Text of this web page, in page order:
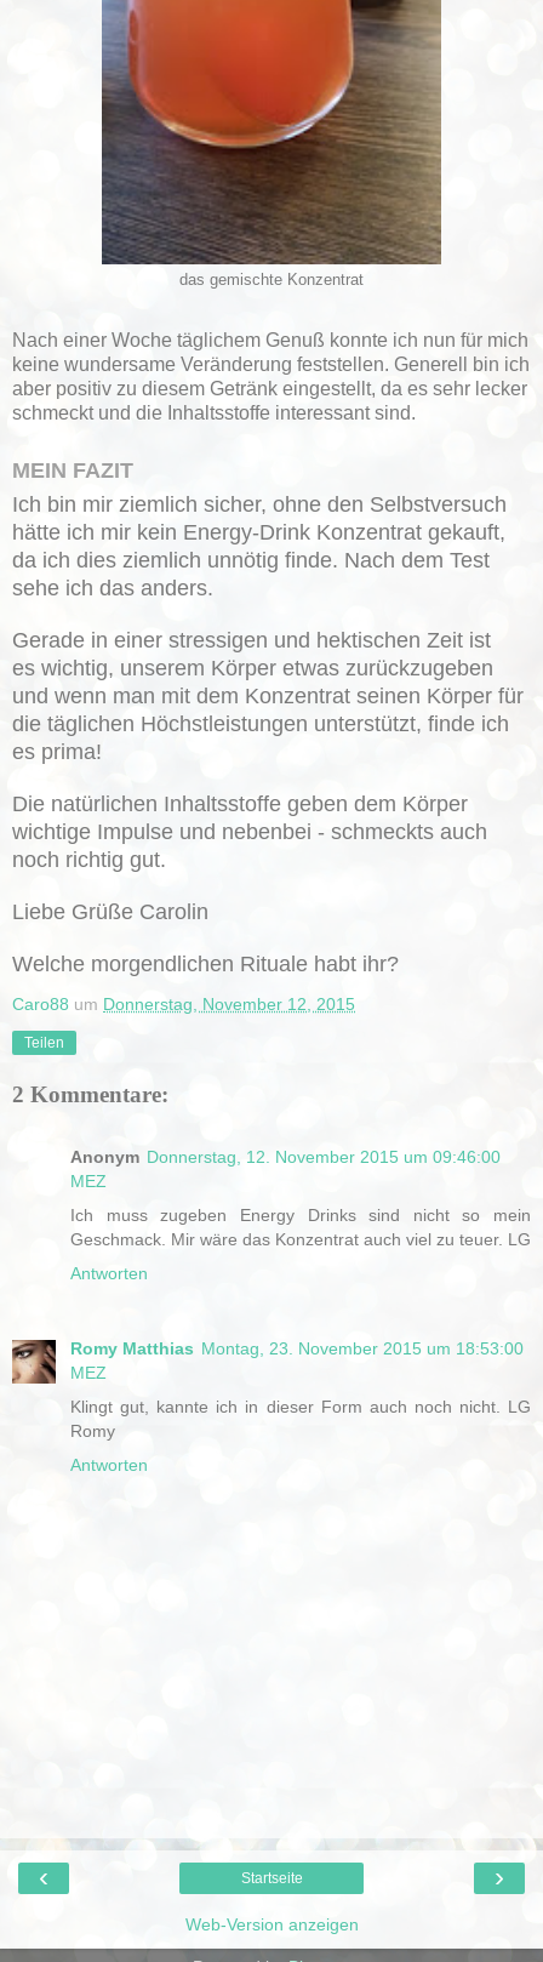
das gemischte Konzentrat
Nach einer Woche täglichem Genuß konnte ich nun für mich
keine wundersame Veränderung feststellen. Generell bin ich
aber positiv zu diesem Getränk eingestellt, da es sehr lecker
schmeckt und die Inhaltsstoffe interessant sind.
MEIN FAZIT
Ich bin mir ziemlich sicher, ohne den Selbstversuch
hätte ich mir kein Energy-Drink Konzentrat gekauft,
da ich dies ziemlich unnötig finde. Nach dem Test
sehe ich das anders.
Gerade in einer stressigen und hektischen Zeit ist
es wichtig, unserem Körper etwas zurückzugeben
und wenn man mit dem Konzentrat seinen Körper für
die täglichen Höchstleistungen unterstützt, finde ich
es prima!
Die natürlichen Inhaltsstoffe geben dem Körper
wichtige Impulse und nebenbei - schmeckts auch
noch richtig gut.
Liebe Grüße Carolin
Welche morgendlichen Rituale habt ihr?
Caro88 um Donnerstag, November 12, 2015
Teilen
2 Kommentare:
Anonym Donnerstag, 12. November 2015 um 09:46:00
MEZ
Ich muss zugeben Energy Drinks sind nicht so mein
Geschmack. Mir wäre das Konzentrat auch viel zu teuer. LG
Antworten
Romy Matthias Montag, 23. November 2015 um 18:53:00
MEZ
Klingt gut, kannte ich in dieser Form auch noch nicht. LG
Romy
Antworten
‹ ›
Startseite
Web-Version anzeigen